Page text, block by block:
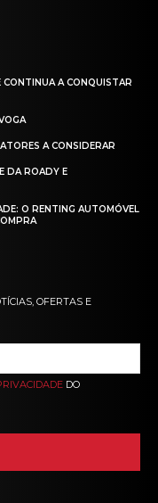
CONTINUA A CONQUISTAR
A CONSIDERAR
DA ROADY E
O RENTING AUTOMÓVEL
OFERTAS E
DO